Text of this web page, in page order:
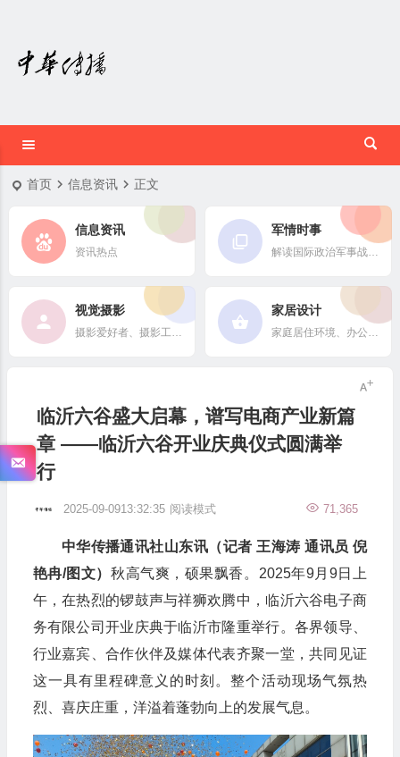
首页 信息资讯 正文
信息资讯
资讯热点
军情时事
解读国际政治军事战略格局
视觉摄影
摄影爱好者、摄影工作者及摄影行业信息
家居设计
家庭居住环境、办公场所、公共空间陈设风格以设计搭配
临沂六谷盛大启幕，谱写电商产业新篇
章 ——临沂六谷开业庆典仪式圆满举
行
2025-09-0913:32:35 71,365
阅读模式
中华传播通讯社山东讯（记者 王海涛 通讯员 倪
艳冉/图文） 秋高气爽，硕果飘香。2025年9月9日上
午，在热烈的锣鼓声与祥狮欢腾中，临沂六谷电子商
务有限公司开业庆典于临沂市隆重举行。各界领导、
行业嘉宾、合作伙伴及媒体代表齐聚一堂，共同见证
这一具有里程碑意义的时刻。整个活动现场气氛热
烈、喜庆庄重，洋溢着蓬勃向上的发展气息。